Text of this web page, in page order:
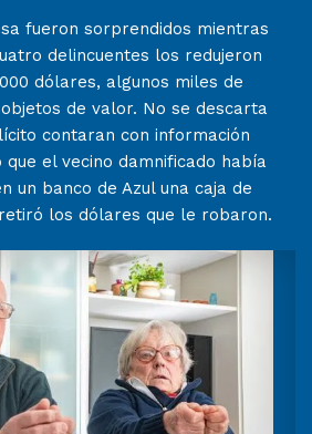
fueron sorprendidos mientras
delincuentes los redujeron
dólares, algunos miles de
de valor. No se descarta
contaran con información
el vecino damnificado había
un banco de Azul una caja de
los dólares que le robaron.